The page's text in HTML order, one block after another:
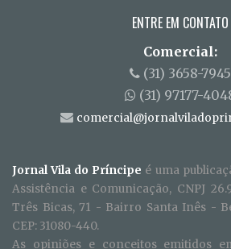
ENTRE EM CONTATO
Comercial:
(31) 3658-7945
(31) 97177-
Jornal Vila do Príncipe é uma
Assistência e Comunicação, CNPJ
Três Bicas, 71 - Bairro Santa Inês -
CEP: 31080-440.
As opiniões e conceitos emitidos